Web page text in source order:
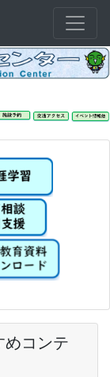
めコンテ